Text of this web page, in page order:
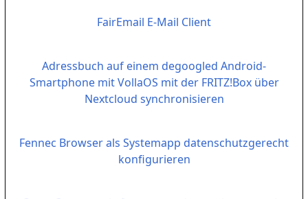
FairEmail E-Mail Client
Adressbuch auf einem degoogled Android-
Smartphone mit VollaOS mit der FRITZ!Box über
Nextcloud synchronisieren
Fennec Browser als Systemapp datenschutzgerecht
konfigurieren